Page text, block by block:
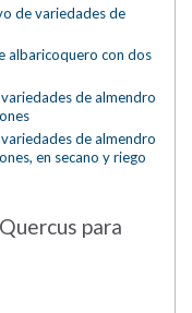
de variedades de
albaricoquero con dos
de almendro
de almendro
en secano y riego
para